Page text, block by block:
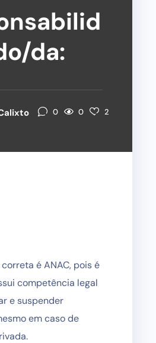
da:
0 0 2
é ANAC, pois é
competência legal
e suspender
em caso de